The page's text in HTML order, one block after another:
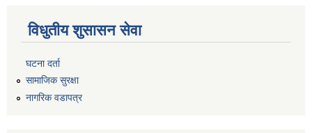
विधुतीय शुसासन सेवा
घटना दर्ता
सामाजिक सुरक्षा
नागरिक वडापत्र